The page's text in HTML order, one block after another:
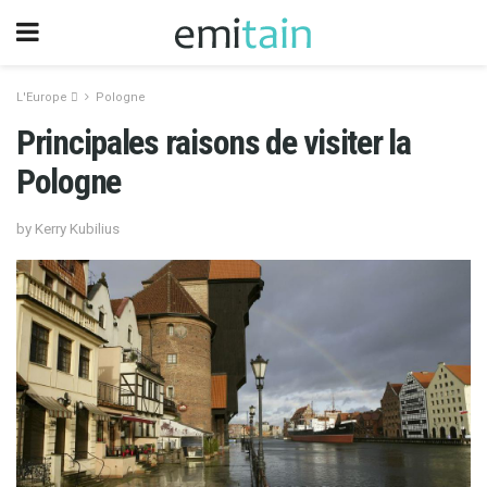
L'Europe  Pologne
Principales raisons de visiter la
Pologne
by Kerry Kubilius